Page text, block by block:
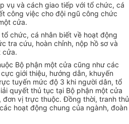
vụ và cách giao tiếp với tổ chức, cá
công việc cho đội ngũ công chức
cửa.
chức, cá nhân biết về hoạt động
tra cứu, hoàn chỉnh, nộp hồ sơ và
cửa.
Bộ phận một cửa cũng như các
giới thiệu, hướng dẫn, khuyến
tuyến mức độ 3 khi người dân, tổ
quyết thủ tục tại Bộ phận một cửa
đơn vị trực thuộc. Đồng thời, tranh thủ
hoạt động chung của ngành, đoàn